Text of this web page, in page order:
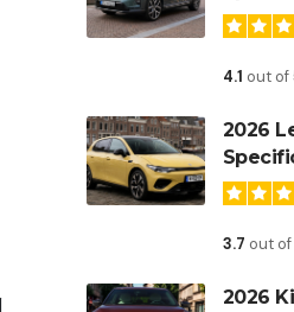
4.1 out of
2026
3.7 out of
2026